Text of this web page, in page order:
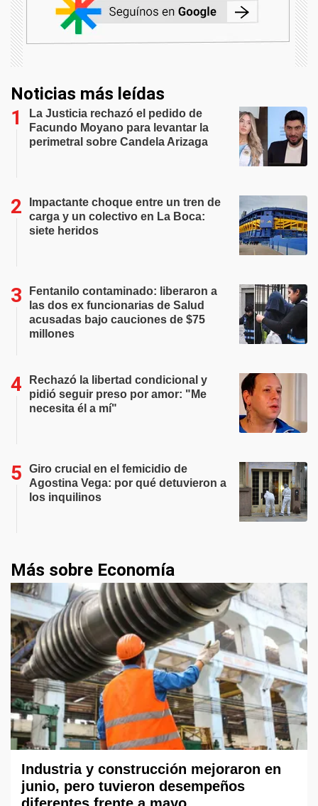
Noticias más leídas
La Justicia rechazó el pedido de
Facundo Moyano para levantar la
perimetral sobre Candela Arizaga
Impactante choque entre un tren de
carga y un colectivo en La Boca:
siete heridos
Fentanilo contaminado: liberaron a
las dos ex funcionarias de Salud
acusadas bajo cauciones de $75
millones
Rechazó la libertad condicional y
pidió seguir preso por amor: "Me
necesita él a mí"
Giro crucial en el femicidio de
Agostina Vega: por qué detuvieron a
los inquilinos
Más sobre Economía
Industria y construcción mejoraron en
junio, pero tuvieron desempeños